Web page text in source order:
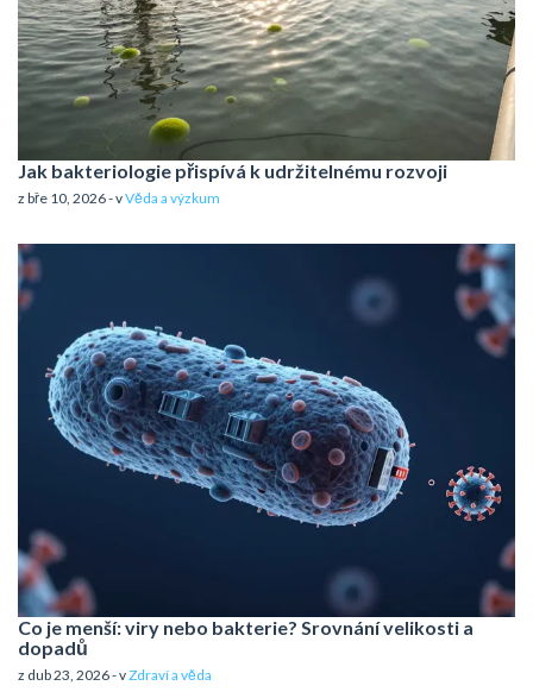
Jak bakteriologie přispívá k udržitelnému rozvoji
z bře 10, 2026 - vVěda a výzkum
Co je menší: viry nebo bakterie? Srovnání velikosti a
dopadů
z dub 23, 2026 - vZdraví a věda